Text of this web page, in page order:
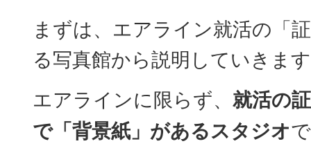
まずは、エアライン就活の「
る写真館から説明していきま
エアラインに限らず、 就活の
で「背景紙」があるスタジオ